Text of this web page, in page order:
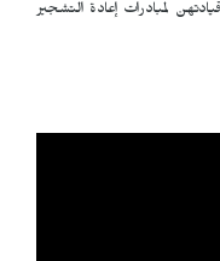
لمبادرات إعادة التشجير